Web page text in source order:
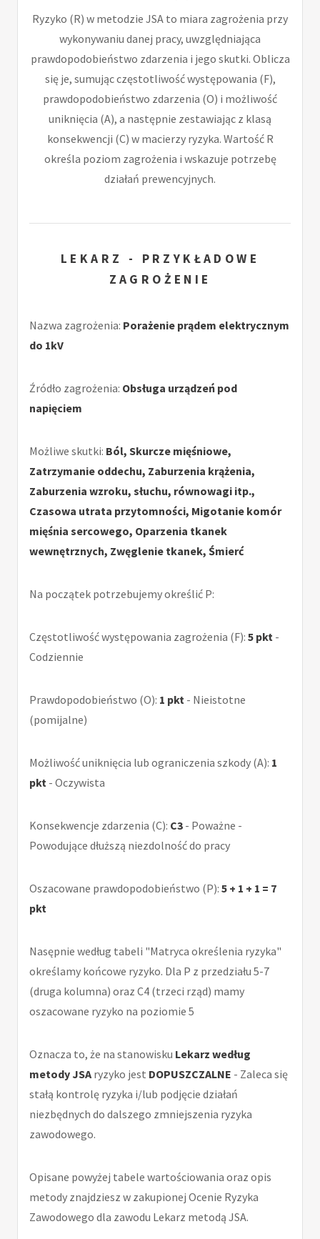
Ryzyko (R) w metodzie JSA to miara zagrożenia przy
wykonywaniu danej pracy, uwzględniająca
prawdopodobieństwo zdarzenia i jego skutki. Oblicza
się je, sumując częstotliwość występowania (F),
prawdopodobieństwo zdarzenia (O) i możliwość
uniknięcia (A), a następnie zestawiając z klasą
konsekwencji (C) w macierzy ryzyka. Wartość R
określa poziom zagrożenia i wskazuje potrzebę
działań prewencyjnych.
LEKARZ - PRZYKŁADOWE
ZAGROŻENIE
Nazwa zagrożenia: Porażenie prądem elektrycznym
do 1kV
Źródło zagrożenia: Obsługa urządzeń pod
napięciem
Możliwe skutki: Ból, Skurcze mięśniowe,
Zatrzymanie oddechu, Zaburzenia krążenia,
Zaburzenia wzroku, słuchu, równowagi itp.,
Czasowa utrata przytomności, Migotanie komór
mięśnia sercowego, Oparzenia tkanek
wewnętrznych, Zwęglenie tkanek, Śmierć
Na początek potrzebujemy określić P:
Częstotliwość występowania zagrożenia (F): 5 pkt -
Codziennie
Prawdopodobieństwo (O): 1 pkt - Nieistotne
(pomijalne)
Możliwość uniknięcia lub ograniczenia szkody (A): 1
pkt - Oczywista
Konsekwencje zdarzenia (C): C3 - Poważne -
Powodujące dłuższą niezdolność do pracy
Oszacowane prawdopodobieństwo (P): 5 + 1 + 1 = 7
pkt
Nasępnie według tabeli "Matryca określenia ryzyka"
określamy końcowe ryzyko. Dla P z przedziału 5-7
(druga kolumna) oraz C4 (trzeci rząd) mamy
oszacowane ryzyko na poziomie 5
Oznacza to, że na stanowisku Lekarz według
metody JSA ryzyko jest DOPUSZCZALNE - Zaleca się
stałą kontrolę ryzyka i/lub podjęcie działań
niezbędnych do dalszego zmniejszenia ryzyka
zawodowego.
Opisane powyżej tabele wartościowania oraz opis
metody znajdziesz w zakupionej Ocenie Ryzyka
Zawodowego dla zawodu Lekarz metodą JSA.